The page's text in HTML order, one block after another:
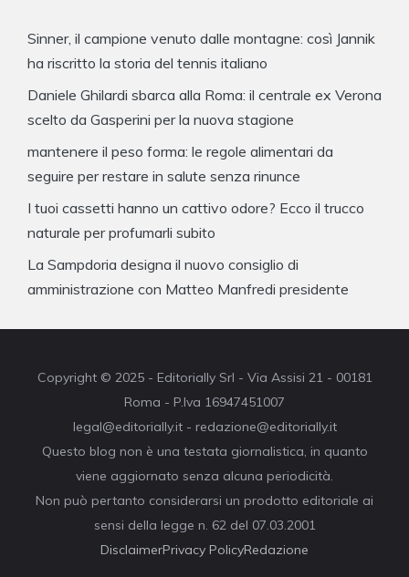
Sinner, il campione venuto dalle montagne: così Jannik
ha riscritto la storia del tennis italiano
Daniele Ghilardi sbarca alla Roma: il centrale ex Verona
scelto da Gasperini per la nuova stagione
mantenere il peso forma: le regole alimentari da
seguire per restare in salute senza rinunce
I tuoi cassetti hanno un cattivo odore? Ecco il trucco
naturale per profumarli subito
La Sampdoria designa il nuovo consiglio di
amministrazione con Matteo Manfredi presidente
Copyright © 2025 - Editorially Srl - Via Assisi 21 - 00181
Roma - P.Iva 16947451007
legal@editorially.it - redazione@editorially.it
Questo blog non è una testata giornalistica, in quanto
viene aggiornato senza alcuna periodicità.
Non può pertanto considerarsi un prodotto editoriale ai
sensi della legge n. 62 del 07.03.2001
DisclaimerPrivacy PolicyRedazione